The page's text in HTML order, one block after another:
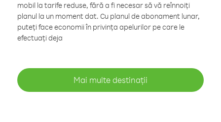
mobil la tarife reduse, fără a fi necesar să vă reînnoiți
planul la un moment dat. Cu planul de abonament lunar,
puteți face economii în privința apelurilor pe care le
efectuați deja
Mai multe destinații